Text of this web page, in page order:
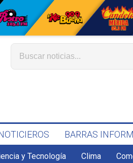
BARRAS
y Tecnología Clima